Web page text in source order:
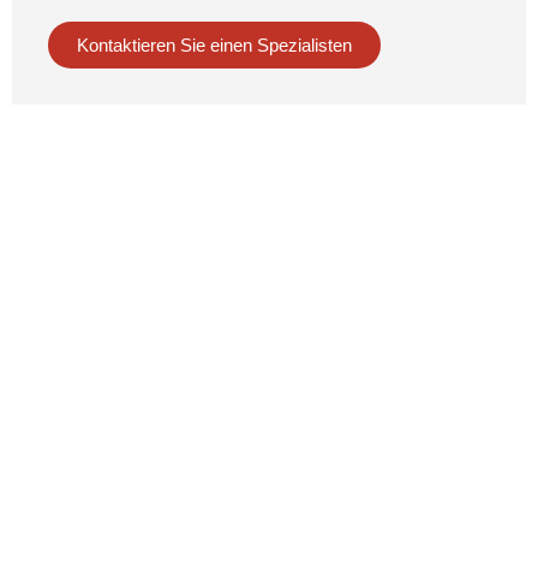
Kontaktieren Sie einen Spezialisten